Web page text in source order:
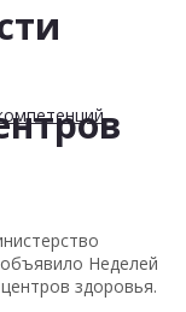
Неделей
здоровья.